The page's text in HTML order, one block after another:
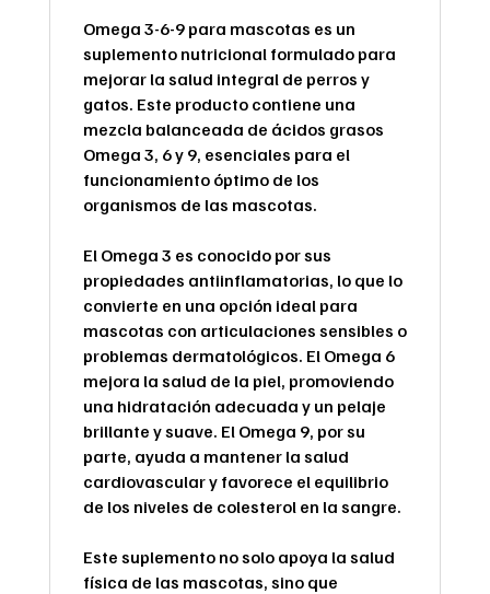
Omega 3-6-9 para mascotas es un
suplemento nutricional formulado para
mejorar la salud integral de perros y
gatos. Este producto contiene una
mezcla balanceada de ácidos grasos
Omega 3, 6 y 9, esenciales para el
funcionamiento óptimo de los
organismos de las mascotas.
El Omega 3 es conocido por sus
propiedades antiinflamatorias, lo que lo
convierte en una opción ideal para
mascotas con articulaciones sensibles o
problemas dermatológicos. El Omega 6
mejora la salud de la piel, promoviendo
una hidratación adecuada y un pelaje
brillante y suave. El Omega 9, por su
parte, ayuda a mantener la salud
cardiovascular y favorece el equilibrio
de los niveles de colesterol en la sangre.
Este suplemento no solo apoya la salud
física de las mascotas, sino que